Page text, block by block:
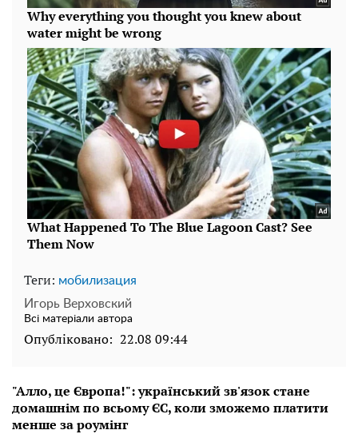
Теги: мобилизация
Игорь Верховский
Всі матеріали автора
Опубліковано: 22.08 09:44
"Алло, це Європа!": український зв'язок стане
домашнім по всьому ЄС, коли зможемо платити
менше за роумінг